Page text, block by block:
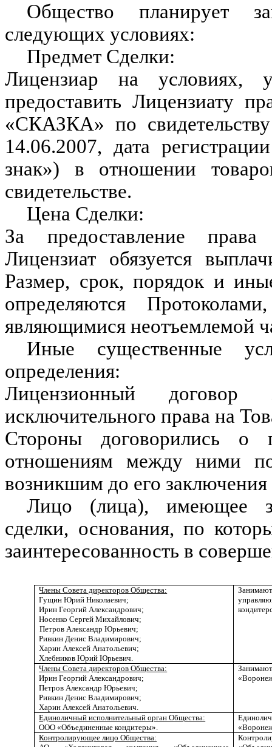
Общество планирует
следующих условиях:
Предмет Сделки:
Лицензиар на условиях,
предоставить Лицензиату
«СКАЗКА» по
14.06.2007, дата
знак») в отношении
свидетельстве.
Цена Сделки:
За предоставление права
Лицензиат обязуется
Размер, срок, порядок и
определяются
являющимися неотъемлемой
Иные существенные
определения:
Лицензионный
исключительного права на
Стороны договорились о
отношениям между ними по
возникшим до его
Лицо (лица), имеющее
сделки, основания, по
заинтересованность в
Члены Совета директоров Общества:
Гущин Юрий Николаевич;
Ирин Георгий Александрович;
Носенко Сергей Михайлович;
Петров Александр Юрьевич;
Ривкин Денис Владимирович;
Харин Алексей Анатольевич;
Хлебников Юрий Юрьевич.
Члены Совета директоров Общества:
Ирин Георгий Александрович;
Петров Александр Юрьевич;
Ривкин Денис Владимирович;
Харин Алексей Анатольевич.
Единоличный исполнительный орган Общества:
ООО «Объединенные кондитеры».
Контролирующее лицо Общества: